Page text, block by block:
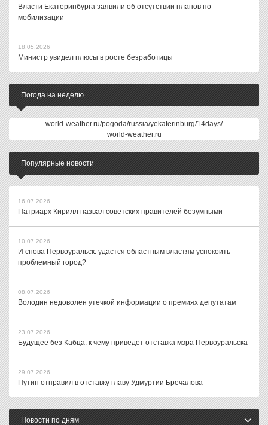
Власти Екатеринбурга заявили об отсутствии планов по
мобилизации
18.05.2026
Министр увидел плюсы в росте безработицы
Погода на неделю
world-weather.ru/pogoda/russia/yekaterinburg/14days/
world-weather.ru
Популярные новости
16.07.2026
Патриарх Кирилл назвал советских правителей безумными
10.07.2026
И снова Первоуральск: удастся областным властям успокоить
проблемный город?
08.07.2026
Володин недоволен утечкой информации о премиях депутатам
23.07.2026
Будущее без Кабца: к чему приведет отставка мэра Первоуральска
29.07.2026
Путин отправил в отставку главу Удмуртии Бречалова
Новости по дням